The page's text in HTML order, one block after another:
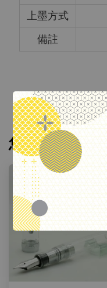
上墨方式
備註
您可能也喜歡